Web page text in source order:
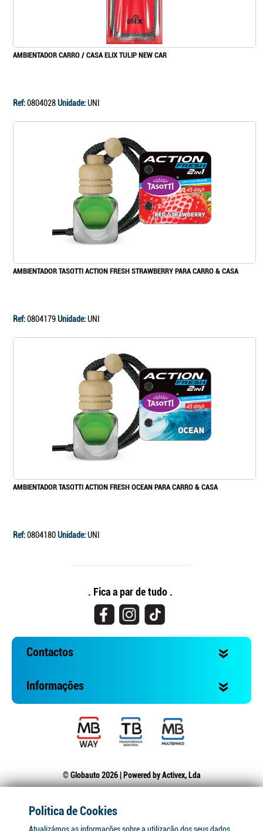
AMBIENTADOR CARRO / CASA ELIX TULIP NEW CAR
Ref:0804028Unidade:UNI
AMBIENTADOR TASOTTI ACTION FRESH STRAWBERRY PARA CARRO & CASA
Ref:0804179Unidade:UNI
AMBIENTADOR TASOTTI ACTION FRESH OCEAN PARA CARRO & CASA
Ref:0804180Unidade:UNI
. Fica a par de tudo .
Contactos
Informações
© Globauto 2026 | Powered byActivex, Lda
Politica de Cookies
Atualizámos as informações sobre a utilização dos seus dados